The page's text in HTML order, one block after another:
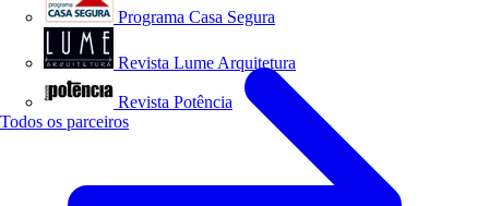
Programa Casa Segura
Revista Lume Arquitetura
Revista Potência
Todos os parceiros